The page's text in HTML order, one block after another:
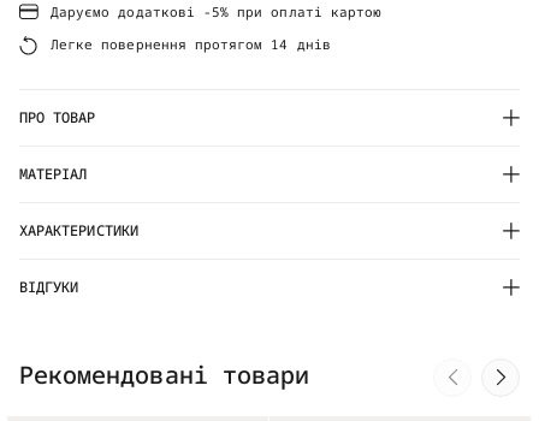
Даруємо додаткові -5% при оплаті картою
Легке повернення протягом 14 днів
ПРО ТОВАР
МАТЕРІАЛ
ХАРАКТЕРИСТИКИ
ВІДГУКИ
Рекомендовані товари